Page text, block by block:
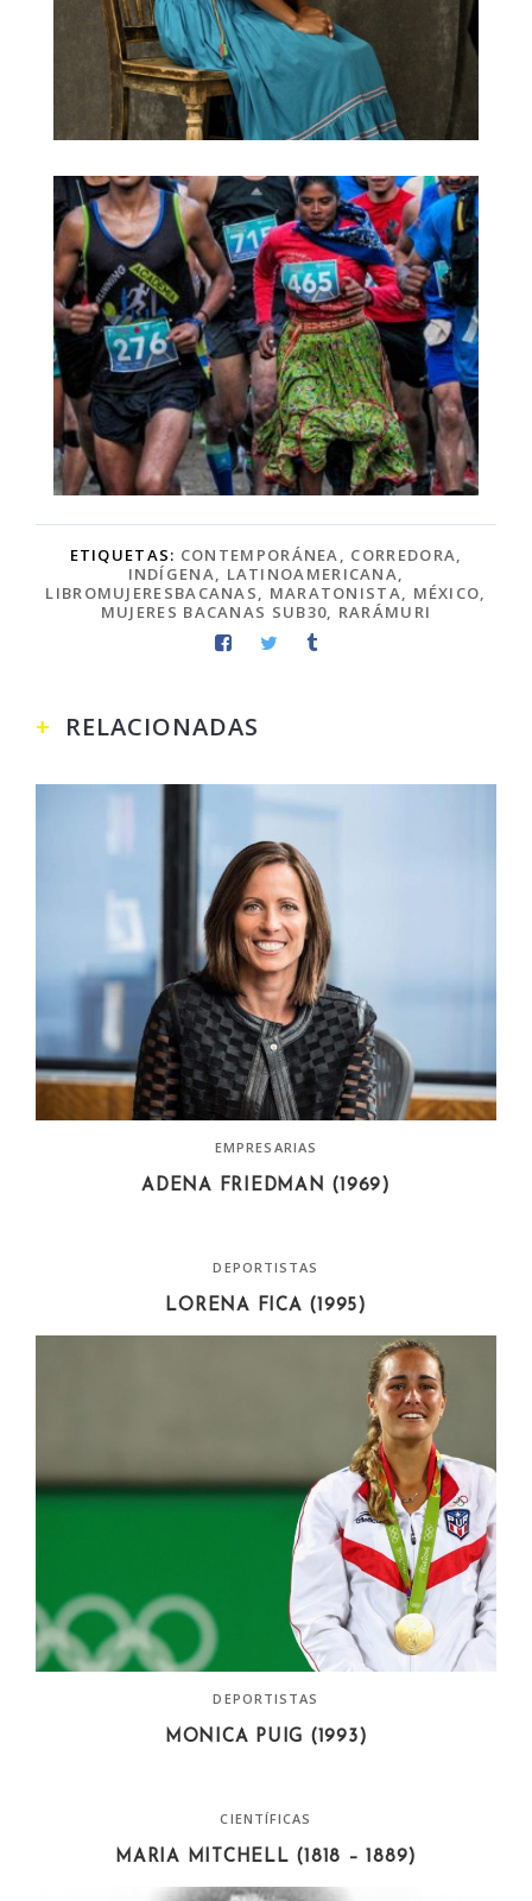
ETIQUETAS: CONTEMPORÁNEA, CORREDORA,
INDÍGENA, LATINOAMERICANA,
LIBROMUJERESBACANAS, MARATONISTA, MÉXICO,
MUJERES BACANAS SUB30, RARÁMURI
RELACIONADAS
EMPRESARIAS
ADENA FRIEDMAN (1969)
DEPORTISTAS
LORENA FICA (1995)
DEPORTISTAS
MONICA PUIG (1993)
CIENTÍFICAS
MARIA MITCHELL (1818 – 1889)